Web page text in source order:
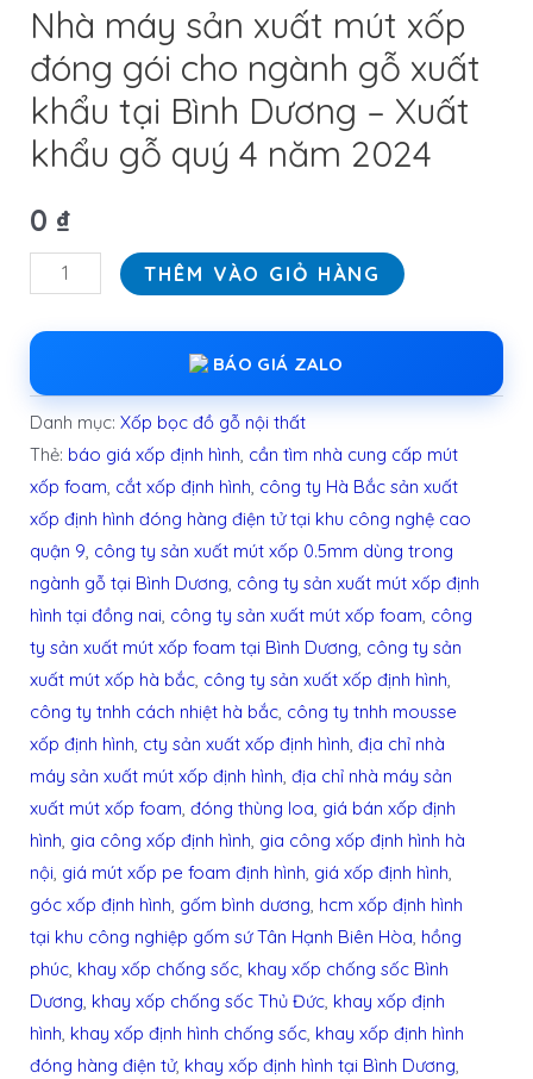
Nhà máy sản xuất mút xốp
đóng gói cho ngành gỗ xuất
khẩu tại Bình Dương – Xuất
khẩu gỗ quý 4 năm 2024
0 ₫
THÊM VÀO GIỎ HÀNG
BÁO GIÁ ZALO
Danh mục:Xốp bọc đồ gỗ nội thất
Thẻ: báo giá xốp định hình cần tìm nhà cung cấp mút
xốp foam cắt xốp định hình công ty Hà Bắc sản xuất
xốp định hình đóng hàng điện tử tại khu công nghệ cao
quận 9 công ty sản xuất mút xốp 0.5mm dùng trong
ngành gỗ tại Bình Dương công ty sản xuất mút xốp định
hình tại đồng nai công ty sản xuất mút xốp foam công
ty sản xuất mút xốp foam tại Bình Dương công ty sản
xuất mút xốp hà bắc công ty sản xuất xốp định hình
công ty tnhh cách nhiệt hà bắc công ty tnhh mousse
xốp định hình cty sản xuất xốp định hình ,địa chỉ nhà
máy sản xuất mút xốp định hình ,địa chỉ nhà máy sản
xuất mút xốp foam ,đóng thùng loa giá bán xốp định
hình gia công xốp định hình gia công xốp định hình hà
nội giá mút xốp pe foam định hình giá xốp định hình
góc xốp định hình gốm bình dương hcm xốp định hình
tại khu công nghiệp gốm sứ Tân Hạnh Biên Hòa hồng
phúc khay xốp chống sốc khay xốp chống sốc Bình
Dương khay xốp chống sốc Thủ Đức khay xốp định
hình khay xốp định hình chống sốc khay xốp định hình
đóng hàng điện tử, khay xốp định hình tại Bình Dương